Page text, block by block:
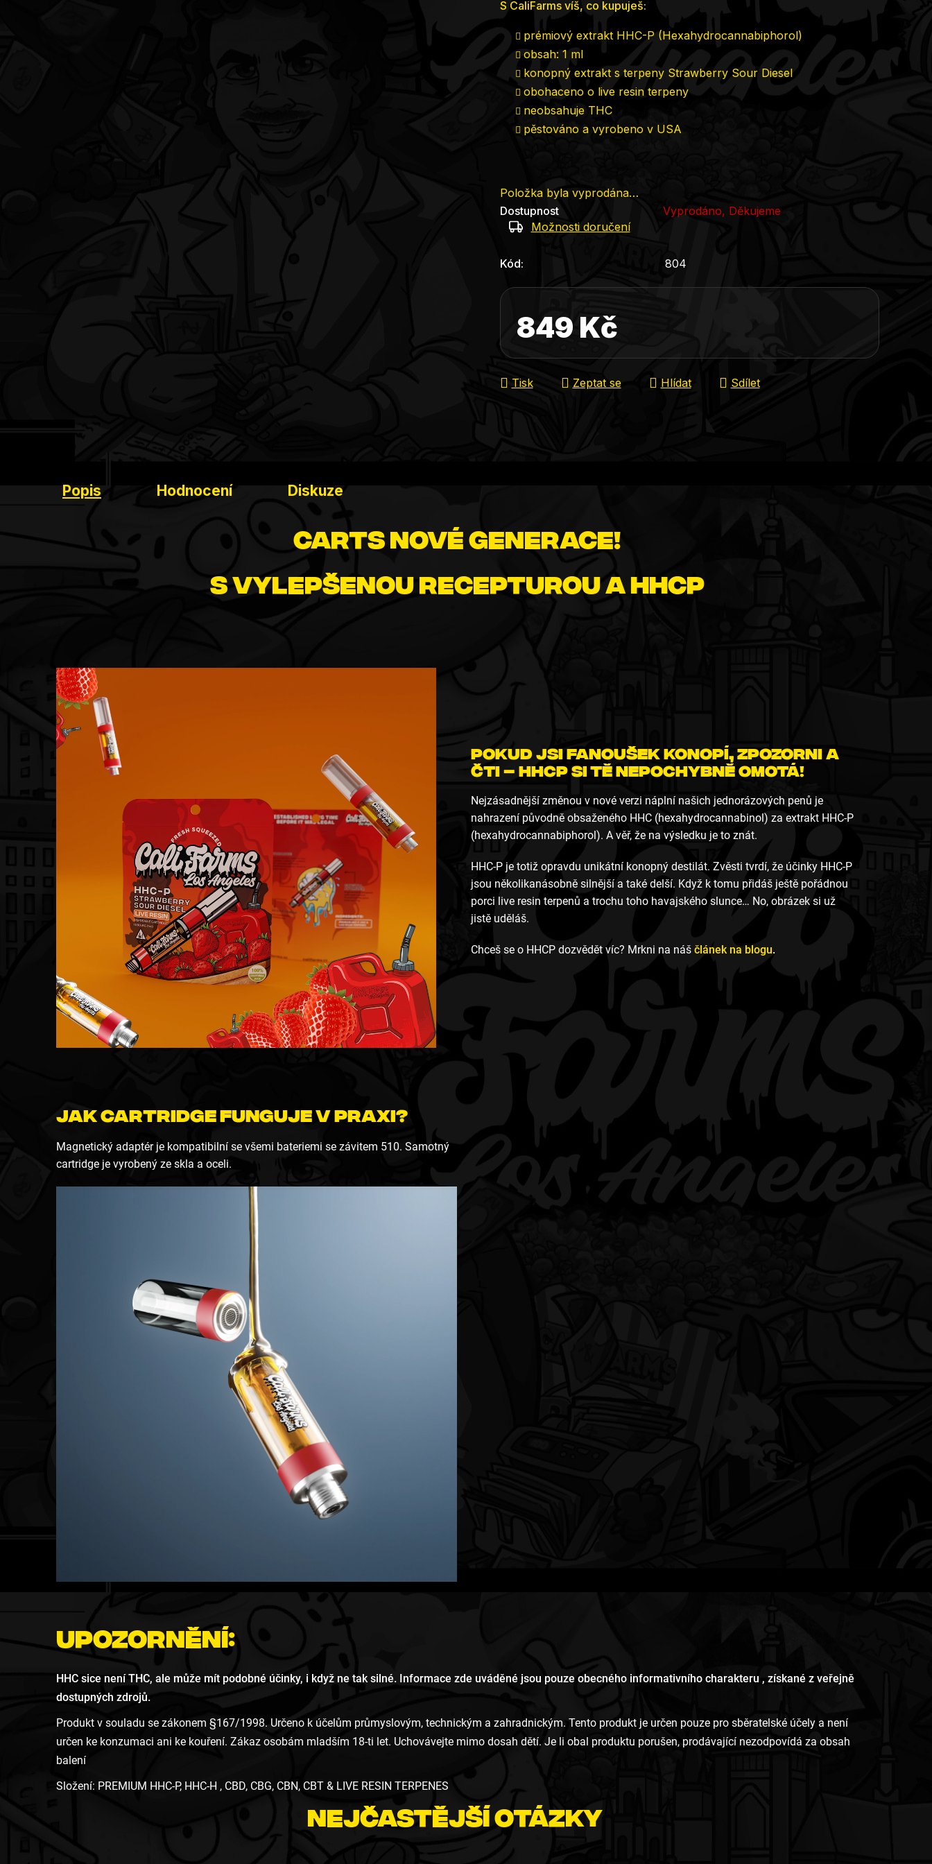
S CaliFarms víš, co kupuješ:
prémiový extrakt HHC-P (Hexahydrocannabiphorol)
obsah: 1 ml
konopný extrakt s terpeny Strawberry Sour Diesel
obohaceno o live resin terpeny
neobsahuje THC
pěstováno a vyrobeno v USA
Položka byla vyprodána…
Dostupnost
Vyprodáno, Děkujeme
Možnosti doručení
Kód: 804
849 Kč
Tisk Zeptat se Hlídat Sdílet
Popis Hodnocení Diskuze
carts nové generace!
S vylepšenou recepturou a HHCP
Pokud jsi fanoušek konopí, zpozorni a
čti – HHCP si tě nepochybně omotá!
Nejzásadnější změnou v nové verzi náplní našich jednorázových penů je
nahrazení původně obsaženého HHC (hexahydrocannabinol) za extrakt HHC-P
(hexahydrocannabiphorol). A věř, že na výsledku je to znát.
HHC-P je totiž opravdu unikátní konopný destilát. Zvěsti tvrdí, že účinky HHC-P
jsou několikanásobně silnější a také delší. Když k tomu přidáš ještě pořádnou
porci live resin terpenů a trochu toho havajského slunce… No, obrázek si už
jistě uděláš.
Chceš se o HHCP dozvědět víc? Mrkni na náščlánek na blogu.
Jak cartridge funguje v praxi?
Magnetický adaptér je kompatibilní se všemi bateriemi se závitem 510. Samotný
cartridge je vyrobený ze skla a oceli.
Upozornění:
HHC sice není THC, ale může mít podobné účinky, i když ne tak silné. Informace zde uváděné jsou pouze obecného informativního charakteru , získané z veřejně
dostupných zdrojů.
Produkt v souladu se zákonem §167/1998. Určeno k účelům průmyslovým, technickým a zahradnickým. Tento produkt je určen pouze pro sběratelské účely a není
určen ke konzumaci ani ke kouření. Zákaz osobám mladším 18-ti let. Uchovávejte mimo dosah dětí. Je li obal produktu porušen, prodávající nezodpovídá za obsah
balení
Složení: PREMIUM HHC-P, HHC-H , CBD, CBG, CBN, CBT & LIVE RESIN TERPENES
Nejčastější Otázky